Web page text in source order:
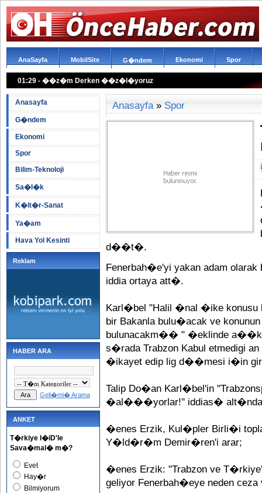
AnaSayfa MobilSite G�ndem Ekonomi Spor
01:29 - ��z�m Derken ��z�l�yoruz
Anasayfa
G�ndem
Ekonomi
Spor
Bilim-Teknoloji
Sa�l�k
K�lt�r-Sanat
Ya�am
Hava Yol Kesinti
Reklam
HABER ARA
Geli�mi� Arama
ANKET
T�rkiye I�iD'le
Sava�mal� m�?
Evet
Hay�r
Bilmiyorum
Anasayfa» Spor
d��t�.
Fenerbah�e'yi yakan adam
iddia ortaya att�.
Karl�bel "Halil �nal �ike
bir Bakanla bulu�acak ve
bulunacakm�� " �eklinde
s�rada Trabzon Kabul etmedigi
�ikayet edip lig d��mesi i�in
Talip Do�an Karl�bel'in
�al���yorlar!'' iddias� alt�nda
�enes Erzik, Kul�pler Birli�i
Y�ld�r�m Demir�ren'i arar;
�enes Erzik: "Trabzon ve
geliyor Fenerbah�eye neden ceza